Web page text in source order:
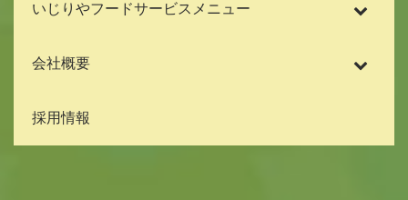
いじりやフードサービスメニュー
会社概要
採用情報